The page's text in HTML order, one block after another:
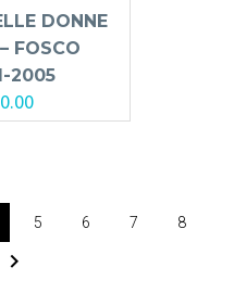
DONNE
FOSCO
2005
5 6 7 8